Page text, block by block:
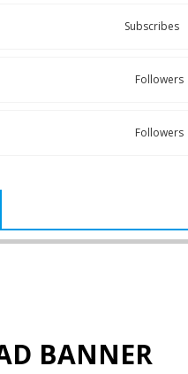
Subscribes
Followers
Followers
BANNER